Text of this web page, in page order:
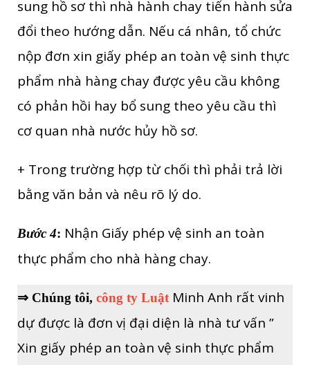
sung hồ sơ thì nhà hành chay tiến hành sửa
đổi theo hướng dẫn. Nếu cá nhân, tổ chức
nộp đơn xin giấy phép an toàn vệ sinh thực
phẩm nhà hàng chay được yêu cầu không
có phản hồi hay bổ sung theo yêu cầu thì
cơ quan nhà nước hủy hồ sơ.
+ Trong trường hợp từ chối thì phải trả lời
bằng văn bản và nêu rõ lý do.
Bước 4: Nhận Giấy phép vệ sinh an toàn
thực phẩm cho nhà hàng chay.
⇒ Chúng tôi, công ty LuậtMinh Anh rất vinh
dự được là đơn vị đại diện là nhà tư vấn ”
Xin giấy phép an toàn vệ sinh thực phẩm